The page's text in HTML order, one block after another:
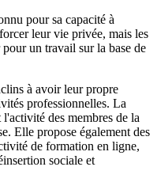
pour sa capacité à
leur vie privée, mais les
un travail sur la base de
à avoir leur propre
professionnelles. La
des membres de la
Elle propose également des
de formation en ligne,
sociale et